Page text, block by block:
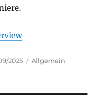
2025 Kategorien
Allgemein